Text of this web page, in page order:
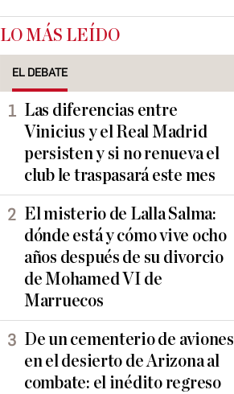
LO MÁS LEÍDO
EL DEBATE
Las diferencias entre
Vinicius y el Real Madrid
persisten y si no renueva el
club le traspasará este mes
El misterio de Lalla Salma:
dónde está y cómo vive ocho
años después de su divorcio
de Mohamed VI de
Marruecos
De un cementerio de aviones
en el desierto de Arizona al
combate: el inédito regreso